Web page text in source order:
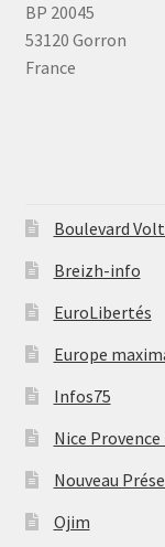
BP 20045
53120 Gorron
France
Boulevard
Breizh-info
EuroLibertés
Europe
Infos75
Nice
Nouveau
Ojim